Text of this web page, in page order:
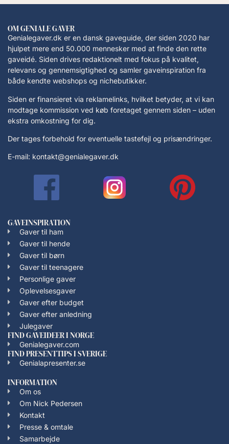
OM GENIALE GAVER
Genialegaver.dk er en dansk gaveguide, der siden 2020 har
hjulpet mere end 50.000 mennesker med at finde den rette
gaveidé. Siden drives redaktionelt med fokus på kvalitet,
relevans og gennemsigtighed og samler gaveinspiration fra
både kendte webshops og nichebutikker.
Siden er finansieret via reklamelinks, hvilket betyder, at vi kan
modtage kommission ved køb foretaget gennem siden – uden
ekstra omkostning for dig.
Der tages forbehold for eventuelle tastefejl og prisændringer.
E-mail: kontakt@genialegaver.dk
GAVEINSPIRATION
Gaver til ham
Gaver til hende
Gaver til børn
Gaver til teenagere
Personlige gaver
Oplevelsesgaver
Gaver efter budget
Gaver efter anledning
Julegaver
FIND GAVEIDEER I NORGE
Genialegaver.com
FIND PRESENTTIPS I SVERIGE
Genialapresenter.se
INFORMATION
Om os
Om Nick Pedersen
Kontakt
Presse & omtale
Samarbejde